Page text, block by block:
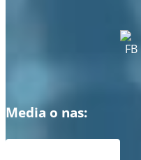
Media o nas: